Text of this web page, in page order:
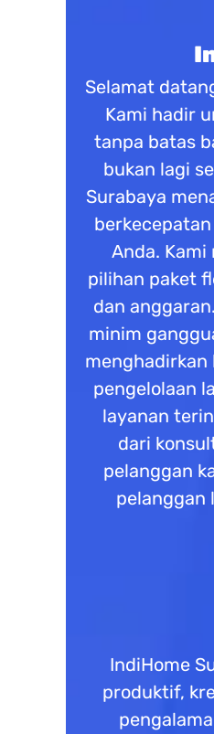
Selamat
Kami hadir
tanpa batas
bukan lagi
Surabaya
Anda.
pilihan paket
dan
minim
pengelolaan
layanan
dari
pelanggan
pelanggan
IndiHome
produktif,